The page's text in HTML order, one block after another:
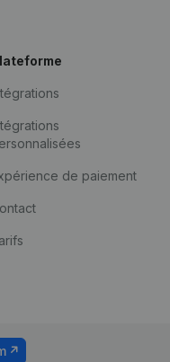
de paiement